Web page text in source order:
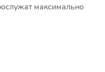
максимально